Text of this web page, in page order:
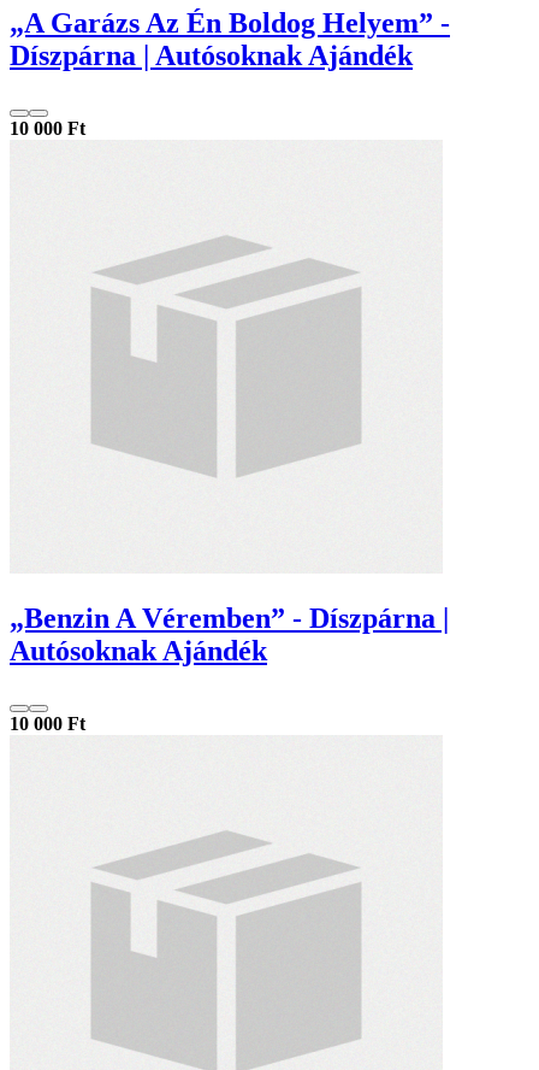
„A Garázs Az Én Boldog Helyem” -
Díszpárna | Autósoknak Ajándék
10 000 Ft
„Benzin A Véremben” - Díszpárna |
Autósoknak Ajándék
10 000 Ft